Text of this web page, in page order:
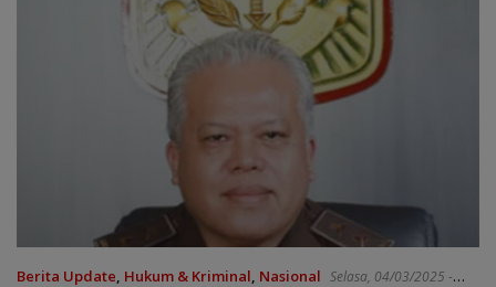
Berita Update, Hukum & Kriminal, Nasional Selasa, 04/03/2025 -